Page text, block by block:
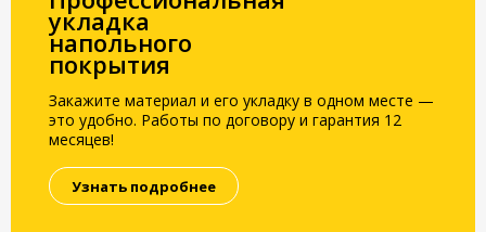
укладка
напольного
покрытия
Закажите материал и его укладку в одном месте —
это удобно. Работы по договору и гарантия 12
месяцев!
Узнать подробнее